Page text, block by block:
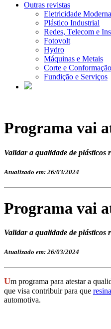
Outras revistas
Eletricidade Moderna
Plástico Industrial
Redes, Telecom e
Fotovolt
Hydro
Máquinas e Metais
Corte e
Fundição e Serviços
Programa vai
Validar a qualidade de plásticos
Atualizado em: 26/03/2024
Programa vai
Validar a qualidade de plásticos
Atualizado em: 26/03/2024
Um programa para atestar a
que visa contribuir para que
automotiva.